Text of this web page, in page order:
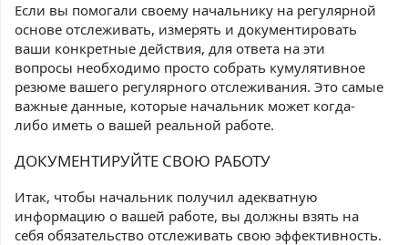
Если вы помогали своему начальнику на регулярной
основе отслеживать, измерять и документировать
ваши конкретные действия, для ответа на эти
вопросы необходимо просто собрать кумулятивное
резюме вашего регулярного отслеживания. Это самые
важные данные, которые начальник может когда-
либо иметь о вашей реальной работе.
ДОКУМЕНТИРУЙТЕ СВОЮ РАБОТУ
Итак, чтобы начальник получил адекватную
информацию о вашей работе, вы должны взять на
себя обязательство отслеживать свою эффективность.